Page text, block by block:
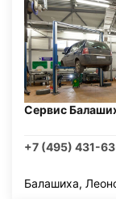
Сервис
+7 (495) 431-
Балашиха,